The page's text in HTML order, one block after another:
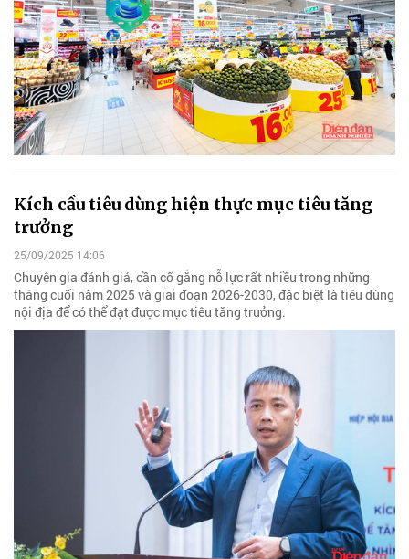
Kích cầu tiêu dùng hiện thực mục tiêu tăng
trưởng
25/09/2025 14:06
Chuyên gia đánh giá, cần cố gắng nỗ lực rất nhiều trong những
tháng cuối năm 2025 và giai đoạn 2026-2030, đặc biệt là tiêu dùng
nội địa để có thể đạt được mục tiêu tăng trưởng.